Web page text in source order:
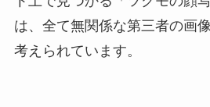
は、全て無関係な第三者の画
考えられています。